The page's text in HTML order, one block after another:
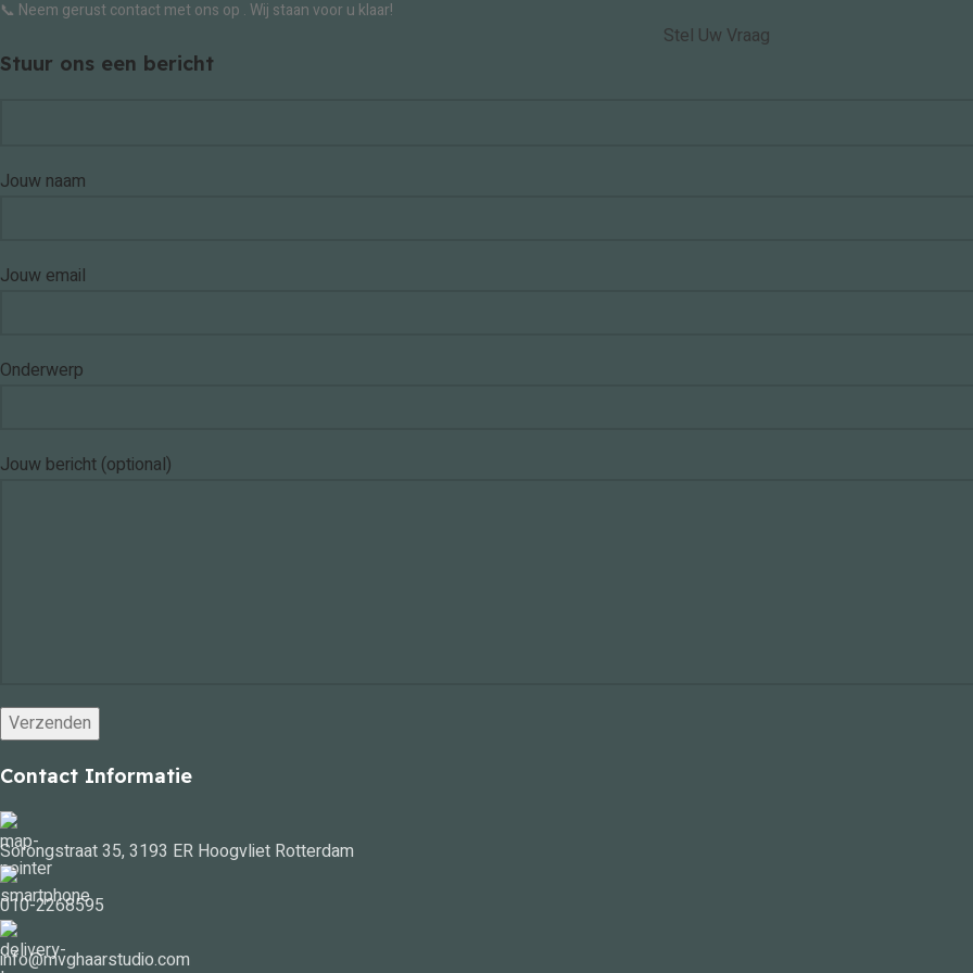
📞 Neem gerust contact met ons op . Wij staan voor u klaar!
Stel Uw Vraag
Stuur ons een bericht
Jouw naam
Jouw email
Onderwerp
Jouw bericht (optional)
Contact Informatie
Sorongstraat 35, 3193 ER Hoogvliet Rotterdam
010-2268595
info@mvghaarstudio.com